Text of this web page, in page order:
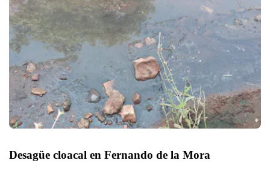
Desagüe cloacal en Fernando de la Mora